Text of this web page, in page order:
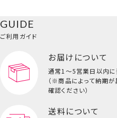
イクアップ
ビューティーコスメ一覧を見
バッグ・タオル・
小物
キッズ一覧を見る
GUIDE
ご利用ガイド
お届けについて
通常1～5営業日以内に
（※商品によって納期
確認ください）
送料について